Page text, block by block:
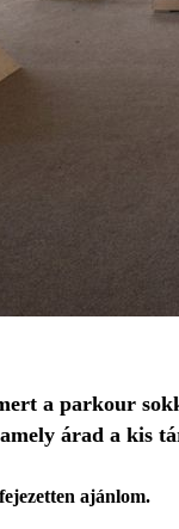
a parkour
árad a kis
ajánlom.